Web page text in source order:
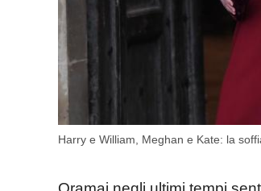
Harry e William, Meghan e Kate: la